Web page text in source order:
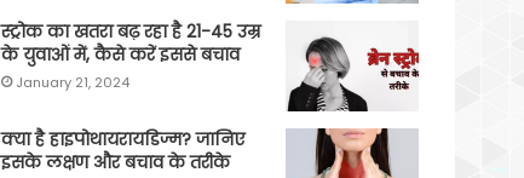
स्ट्रोक का खतरा बढ़ रहा है 21-45 उम्र
के युवाओं में, कैसे करें इससे बचाव
January 21, 2024
क्या है हाइपोथायरायडिज्म? जानिए
इसके लक्षण और बचाव के तरीके